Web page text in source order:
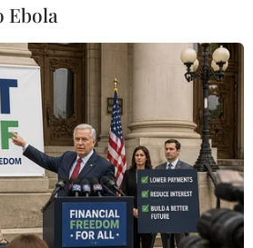
#Triển lãm
#Vũ đoàn
Hàn Quốc Việt Nam
Ebola